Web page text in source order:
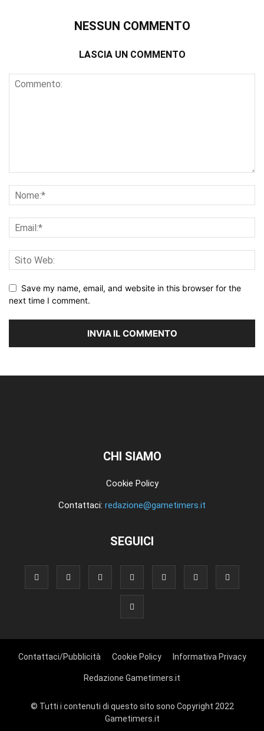
NESSUN COMMENTO
LASCIA UN COMMENTO
Save my name, email, and website in this browser for the
next time I comment.
CHI SIAMO
Cookie Policy
Contattaci: redazione@gametimers.it
SEGUICI
Contattaci/Pubblicità Cookie Policy Informativa Privacy
Redazione Gametimers.it
© Tutti i contenuti di questo sito sono Copyright 2022
Gametimers.it